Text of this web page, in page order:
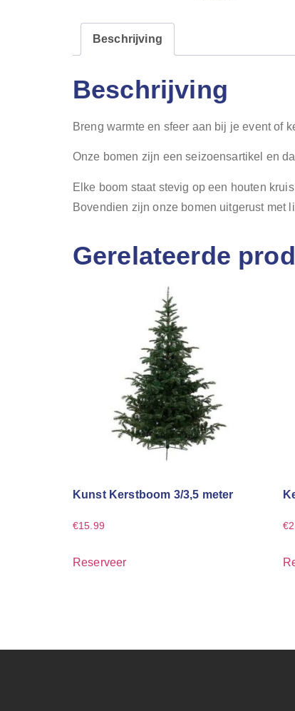
Beschrijving
Beschrijving
Breng warmte en sfeer aan bij je event of
Onze bomen zijn een seizoensartikel en
Elke boom staat stevig op een houten
Bovendien zijn onze bomen uitgerust met
Gerelateerde
Kunst Kerstboom 3/3,5 meter
€15.99
Reserveer
€